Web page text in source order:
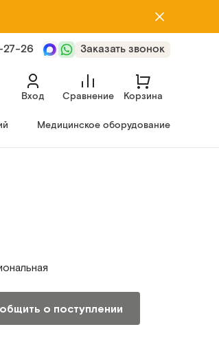
Заказать звонок
Вход Сравнение Корзина
Медицинское оборудование
о поступлении